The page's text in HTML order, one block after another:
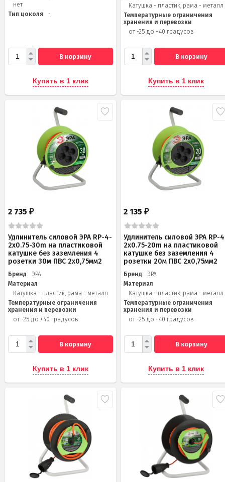
нет
Тип цоколя
-
В корзину
Купить в 1 клик
Катушка - пластик, рама - металл
Температурные ограничения
хранения и перевозки
от -25 до +40 градусов
В корзину
Купить в 1 клик
2 735 ₽
Удлинитель силовой ЭРА RP-4-
2x0.75-30m на пластиковой
катушке без заземления 4
розетки 30м ПВС 2х0,75мм2
Бренд
ЭРА
Материал
Катушка - пластик, рама - металл
Температурные ограничения
хранения и перевозки
от -25 до +40 градусов
В корзину
Купить в 1 клик
2 135₽
Удлинитель силовой ЭРА RP-
2x0.75-20m на пластиковой
катушке без заземления 4
розетки 20м ПВС 2х0,75мм2
Бренд
ЭРА
Материал
Катушка - пластик, рама - металл
Температурные ограничения
хранения и перевозки
от -25 до +40 градусов
В корзину
Купить в 1 клик